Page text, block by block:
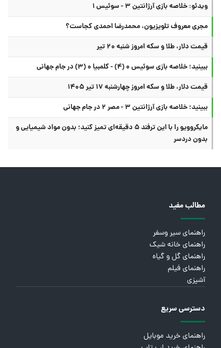
ویدئو: خلاصه بازی آرژانتین ۳ - سوئیس ۱
مجری معروف تلویزیون، محمدرضا احمدی کجاست؟
قیمت دلار، طلا و سکه امروز شنبه ۲۰ تیر
ببینید؛ خلاصه بازی سوئیس ۰ (۴) - کلمبیا ۰ (۳) در جام جهانی
قیمت دلار، طلا و سکه امروز چهارشنبه ۱۷ تیر ۱۴۰۵
ببینید؛ خلاصه بازی آرژانتین ۳ - مصر ۲ در جام جهانی
مایکروویو را با این ترفند ۵ دقیقه‌ای تمیز کنید؛ بدون مواد شیمیایی و
بدون دردسر
مطالب مفید
راهنمای سیر وسفر
راهنمای خانه شیک
راهنمای گل و گیاه
راهنمای فیلم
آشپزی
دسترسی سریع
راهنمای خرید موبایل